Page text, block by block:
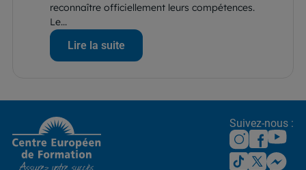
reconnaître officiellement leurs compétences.
Le...
Lire la suite
Suivez-nous :